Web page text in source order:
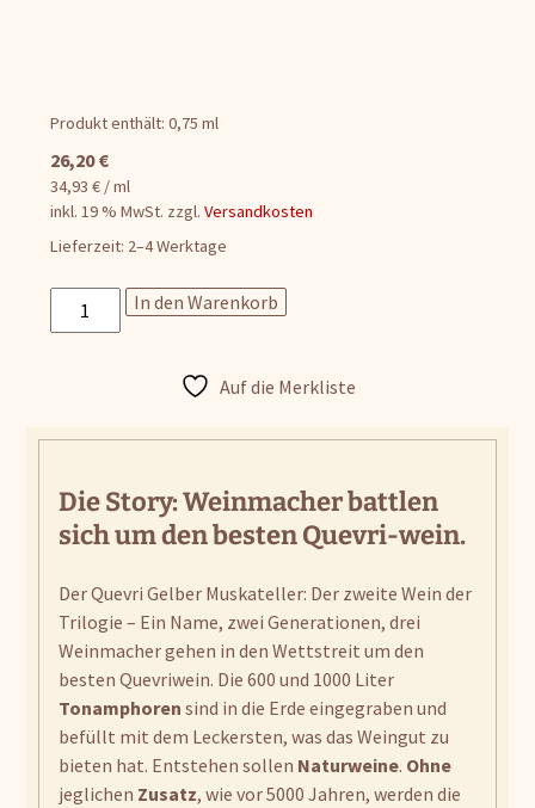
Produkt enthält: 0,75ml
26,20€
34,93€ /ml
inkl. 19 % MwSt. zzgl.Versandkosten
Lieferzeit: 2–4 Werktage
Quevri
No.
Muskateller
In den Warenkorb
Auf die Merkliste
Die Story: Weinmacher battlen
sich um den bestenQuevri-wein.
Der Quevri Gelber Muskateller: Der zweite Wein der
Trilogie – Ein Name, zwei Generationen, drei
Weinmacher gehen in den Wettstreit um den
besten Quevriwein. Die 600 und 1000 Liter
Tonamphoren sind in die Erde eingegraben und
befüllt mit dem Leckersten, was das Weingut zu
bieten hat. Entstehen sollen Naturweine. Ohne
jeglichen Zusatz, wie vor 5000 Jahren, werden die